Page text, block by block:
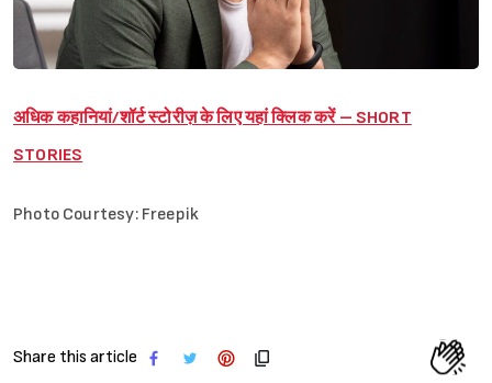
अधिक कहानियां/शॉर्ट स्टोरीज़ के लिए यहां क्लिक करें – SHORT
STORIES
Photo Courtesy: Freepik
Share this article